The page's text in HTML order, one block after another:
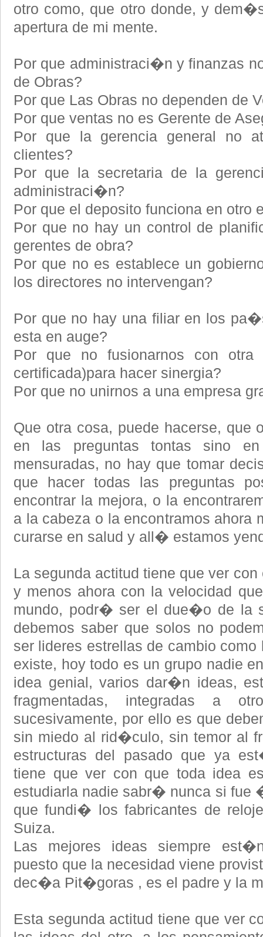
otro como, que otro donde, y
apertura de mi mente.
Por que administraci�n y finanzas
de Obras?
Por que Las Obras no dependen de
Por que ventas no es Gerente de
Por que la gerencia general no
clientes?
Por que la secretaria de la
administraci�n?
Por que el deposito funciona en otro
Por que no hay un control de
gerentes de obra?
Por que no es establece un
los directores no intervengan?
Por que no hay una filiar en los
esta en auge?
Por que no fusionarnos con
certificada)para hacer sinergia?
Por que no unirnos a una empresa
Que otra cosa, puede hacerse, que
en las preguntas tontas sino
mensuradas, no hay que tomar
que hacer todas las preguntas
encontrar la mejora, o la
a la cabeza o la encontramos ahora
curarse en salud y all� estamos
La segunda actitud tiene que ver
y menos ahora con la velocidad
mundo, podr� ser el due�o de la
debemos saber que solos no
ser lideres estrellas de cambio
existe, hoy todo es un grupo nadie
idea genial, varios dar�n ideas,
fragmentadas, integradas a
sucesivamente, por ello es que
sin miedo al rid�culo, sin temor al
estructuras del pasado que ya
tiene que ver con que toda idea
estudiarla nadie sabr� nunca si fue
que fundi� los fabricantes de
Suiza.
Las mejores ideas siempre
puesto que la necesidad viene
dec�a Pit�goras , es el padre y la
Esta segunda actitud tiene que ver